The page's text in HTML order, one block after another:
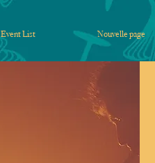
Event List Nouvelle page